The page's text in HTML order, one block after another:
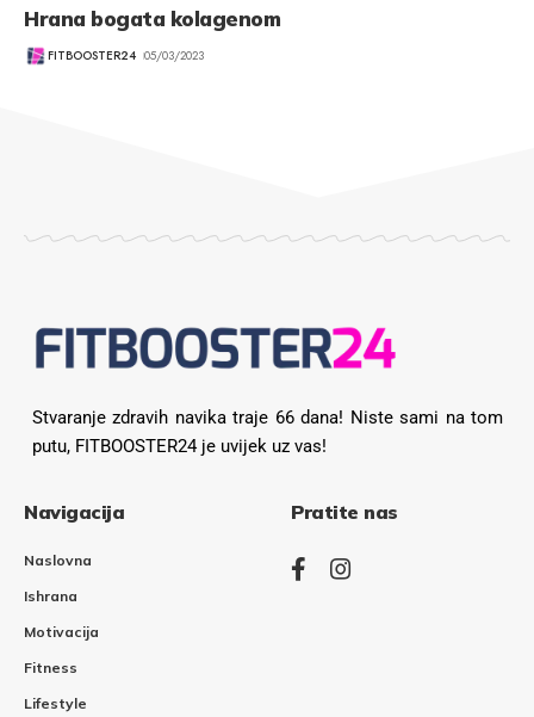
Hrana bogata kolagenom
FITBOOSTER24 05/03/2023
Stvaranje zdravih navika traje 66 dana! Niste sami na tom
putu, FITBOOSTER24 je uvijek uz vas!
Navigacija
Naslovna
Ishrana
Motivacija
Fitness
Lifestyle
Pratite nas